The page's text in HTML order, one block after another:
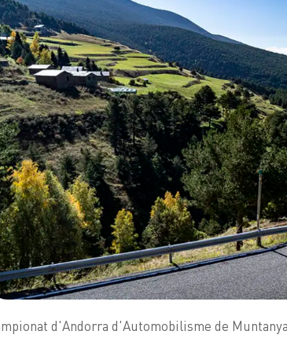
d'Andorra d'Automobilisme de